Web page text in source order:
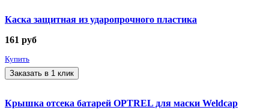
Каска защитная из ударопрочного пластика
161 руб
Купить
Заказать в 1 клик
Крышка отсека батарей OPTREL для маски Weldcap